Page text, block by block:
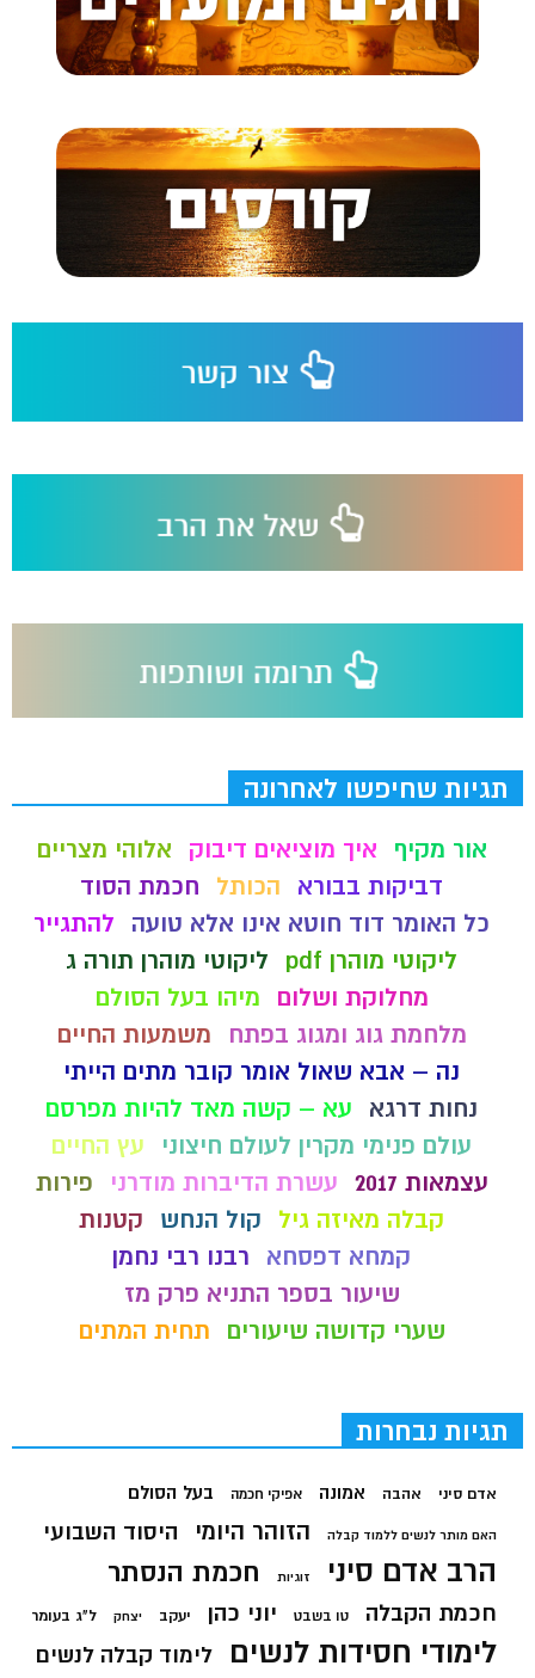
תגיות שחיפשו לאחרונה
אור מקיף איך מוציאים דיבוק
אלוהי מצריים
דביקות בבורא
הכותל
חכמת הסוד
כל האומר דוד חוטא אינו אלא טועה
להתגייר
ליקוטי מוהרן pdf
ליקוטי מוהרן תורה ג
מחלוקת ושלום
מיהו בעל הסולם
מלחמת גוג ומגוג בפתח
משמעות החיים
נה – אבא שאול אומר קובר מתים הייתי
נחות דרגא
עא – קשה מאד להיות מפרסם
עולם פנימי מקרין לעולם חיצוני
עץ החיים
עצמאות 2017
עשרת הדיברות מודרני
פירות
קבלה מאיזה גיל
קול הנחש
קטנות
קמחא דפסחא
רבנו רבי נחמן
שיעור בספר התניא פרק מז
שערי קדושה שיעורים
תחית המתים
תגיות נבחרות
אדם סיני אהבה אמונה אפיקי חכמה בעל הסולם
האם מותר לנשים ללמוד קבלה הזוהר היומי היסוד השבועי
הרב אדם סיני זוגיות חכמת הנסתר
חכמת הקבלה טו בשבט יוני כהן יעקב יצחק ל"ג בעומר
לימודי חסידות לנשים לימוד קבלה לנשים